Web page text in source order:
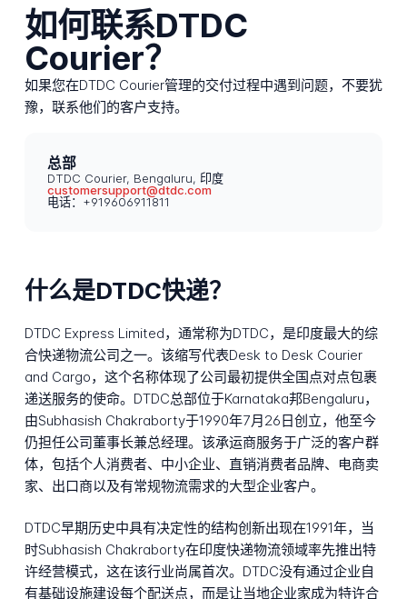
如何联系DTDC
Courier？
如果您在DTDC Courier管理的交付过程中遇到问题，不要犹
豫，联系他们的客户支持。
总部
DTDC Courier, Bengaluru, 印度
customersupport@dtdc.com
电话：+919606911811
什么是DTDC快递？
DTDC Express Limited，通常称为DTDC，是印度最大的综
合快递物流公司之一。该缩写代表Desk to Desk Courier
and Cargo，这个名称体现了公司最初提供全国点对点包裹
递送服务的使命。DTDC总部位于Karnataka邦Bengaluru，
由Subhasish Chakraborty于1990年7月26日创立，他至今
仍担任公司董事长兼总经理。该承运商服务于广泛的客户群
体，包括个人消费者、中小企业、直销消费者品牌、电商卖
家、出口商以及有常规物流需求的大型企业客户。
DTDC早期历史中具有决定性的结构创新出现在1991年，当
时Subhasish Chakraborty在印度快递物流领域率先推出特
许经营模式，这在该行业尚属首次。DTDC没有通过企业自
有基础设施建设每个配送点，而是让当地企业家成为特许合